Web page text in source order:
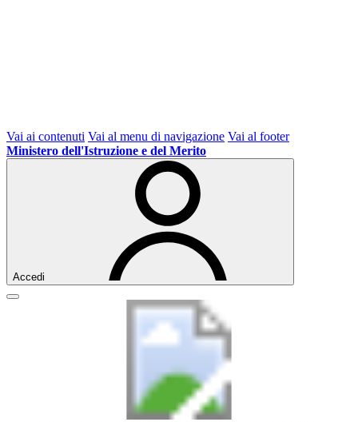
Vai ai contenuti Vai al menu di navigazione Vai al footer
Ministero dell'Istruzione e del Merito
Accedi